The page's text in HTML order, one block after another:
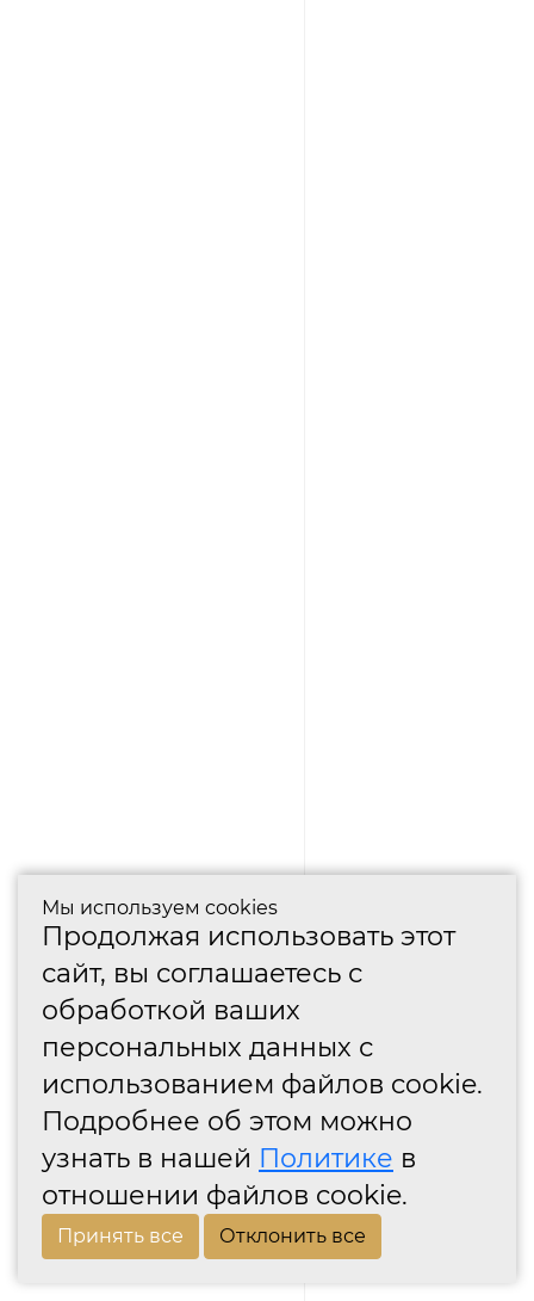
Мы используем cookies
Продолжая использовать этот
сайт, вы соглашаетесь с
обработкой ваших
персональных данных с
использованием файлов cookie.
Подробнее об этом можно
узнать в нашей Политике в
отношении файлов cookie.
Принять все Отклонить все